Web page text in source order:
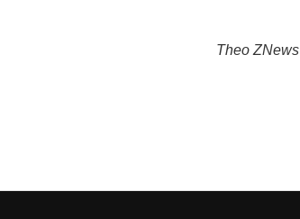
Theo ZNews